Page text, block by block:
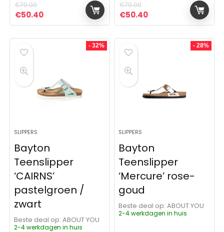
€70.00
Oorspronkelijke prijs was: €70.00.
€50.40Huidige prijs is: €50.40.
€70.00
Oorspronkelijke prijs was:
€50.40Huidige prijs is:
- 32%
SLIPPERS
Bayton
Teenslipper
‘CAIRNS’
pastelgroen /
zwart
Beste deal op:
ABOUT YOU
2-4 werkdagen in huis
- 28%
SLIPPERS
Bayton
Teenslipper
‘Mercure’ rose-
goud
Beste deal op:
ABOUT YOU
2-4 werkdagen in huis